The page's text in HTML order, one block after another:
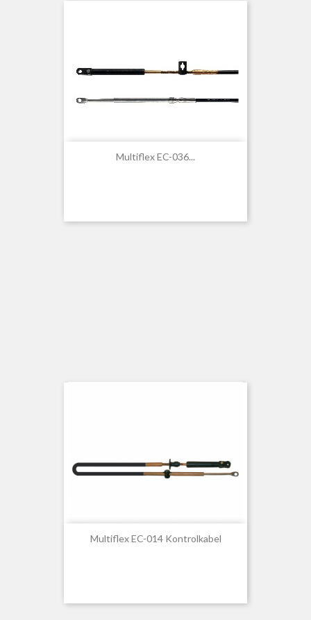
Multiflex EC-036...
Multiflex EC-014 Kontrolkabel